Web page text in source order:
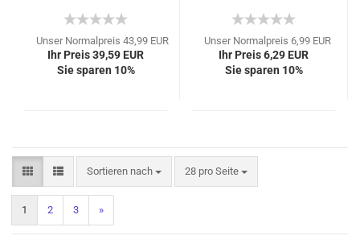
Unser Normalpreis 43,99 EUR
Ihr Preis 39,59 EUR
Sie sparen 10%
Unser Normalpreis 6,99 EUR
Ihr Preis 6,29 EUR
Sie sparen 10%
Sortieren nach 28 pro Seite
1 2 3 »